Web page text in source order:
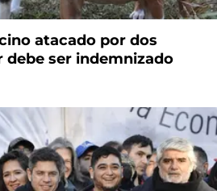
atacado por dos
debe ser indemnizado